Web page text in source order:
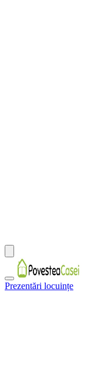
Prezentări locuințe